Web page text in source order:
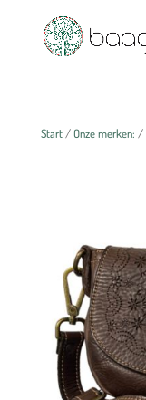
Start/Onze merken: /